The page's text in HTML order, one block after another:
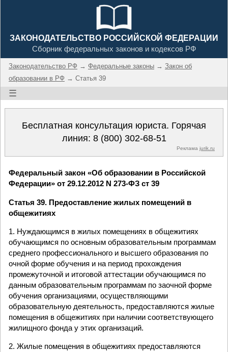
ЗАКОНОДАТЕЛЬСТВО РОССИЙСКОЙ ФЕДЕРАЦИИ
Сборник федеральных законов и кодексов РФ
Законодательство РФ → Федеральные законы → Закон об
образовании в РФ → Статья 39
☰
Бесплатная консультация юриста. Горячая
линия: 8 (800) 302-68-51
Реклама jurik.ru
Федеральный закон «Об образовании в Российской
Федерации» от 29.12.2012 N 273-ФЗ ст 39
Статья 39. Предоставление жилых помещений в
общежитиях
1. Нуждающимся в жилых помещениях в общежитиях
обучающимся по основным образовательным программам
среднего профессионального и высшего образования по
очной форме обучения и на период прохождения
промежуточной и итоговой аттестации обучающимся по
данным образовательным программам по заочной форме
обучения организациями, осуществляющими
образовательную деятельность, предоставляются жилые
помещения в общежитиях при наличии соответствующего
жилищного фонда у этих организаций.
2. Жилые помещения в общежитиях предоставляются